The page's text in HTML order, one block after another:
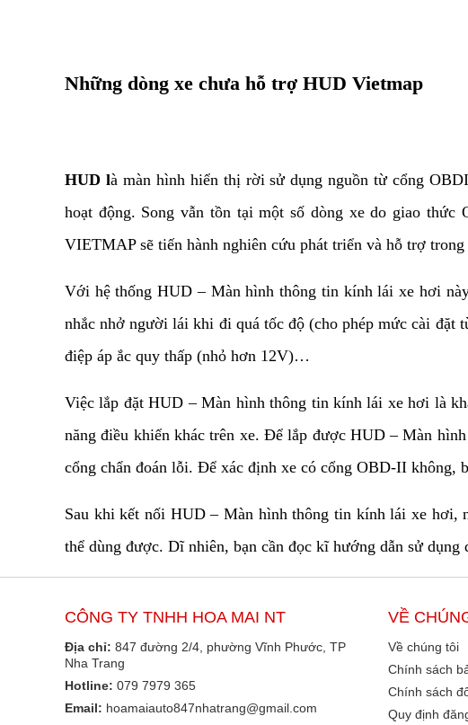
Những dòng xe chưa hỗ trợ HUD Vietmap
HUD là màn hình hiển thị rời sử dụng nguồn từ cổng
hoạt động. Song vẫn tồn tại một số dòng xe do giao
VIETMAP sẽ tiến hành nghiên cứu phát triển và hỗ trợ
Với hệ thống HUD – Màn hình thông tin kính lái xe hơi
nhắc nhở người lái khi đi quá tốc độ (cho phép mức cài đặt
điệp áp ắc quy thấp (nhỏ hơn 12V)…
Việc lắp đặt HUD – Màn hình thông tin kính lái xe hơi là
năng điều khiển khác trên xe. Để lắp được HUD – Màn
cổng chẩn đoán lỗi. Để xác định xe có cổng OBD-II không,
Sau khi kết nối HUD – Màn hình thông tin kính lái xe hơi,
thể dùng được. Dĩ nhiên, bạn cần đọc kĩ hướng dẫn sử
CÔNG TY TNHH HOA MAI NT
Địa chỉ: 847 đường 2/4, phường Vĩnh Phước, TP
Nha Trang
Hotline: 079 7979 365
Email: hoamaiauto847nhatrang@gmail.com
VỀ
Về chúng tôi
Chính sách
Chính sách
Quy định